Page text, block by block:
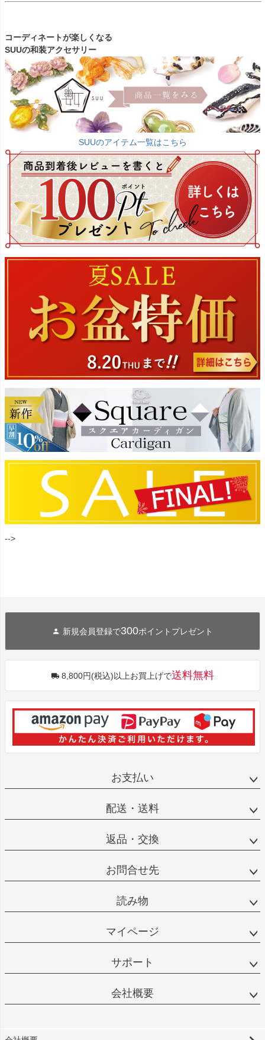
コーディネートが楽しくなる
SUUの和装アクセサリー
SUUのアイテム一覧はこちら
-->
新規会員登録で300ポイントプレゼント
8,800円(税込)以上お買上げで送料無料
お支払い
配送・送料
返品・交換
お問合せ先
読み物
マイページ
サポート
会社概要